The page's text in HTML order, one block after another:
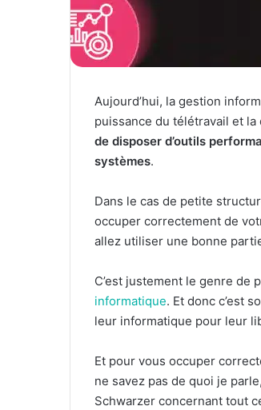
Aujourd’hui, la gestion
puissance du télétravail et
de disposer d’outils
systèmes.
Dans le cas de petite
occuper correctement de
allez utiliser une bonne
C’est justement le genre de
informatique. Et donc c’est
leur informatique pour leur
Et pour vous occuper
ne savez pas de quoi je
Schwarzer concernant tout